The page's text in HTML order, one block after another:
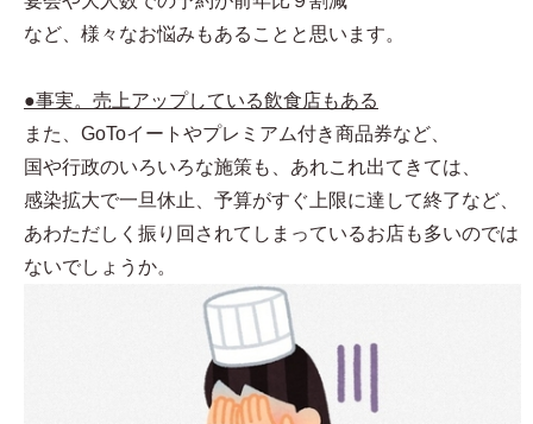
など、様々なお悩みもあることと思います。
●事実。売上アップしている飲食店もある
また、GoToイートやプレミアム付き商品券など、
国や行政のいろいろな施策も、あれこれ出てきては、
感染拡大で一旦休止、予算がすぐ上限に達して終了など、
あわただしく振り回されてしまっているお店も多いのでは
ないでしょうか。